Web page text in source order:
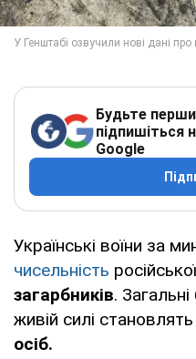
Будьте
підпишіться
Google
Українські воїни за
чисельність
загарбників.
живій силі становлять
осіб.